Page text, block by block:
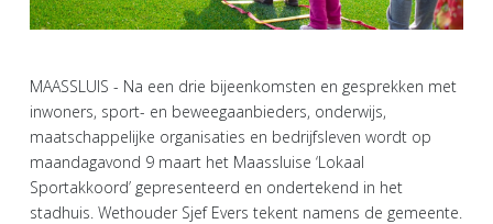
MAASSLUIS - Na een drie bijeenkomsten en gesprekken met
inwoners, sport- en beweegaanbieders, onderwijs,
maatschappelijke organisaties en bedrijfsleven wordt op
maandagavond 9 maart het Maassluise ‘Lokaal
Sportakkoord’ gepresenteerd en ondertekend in het
stadhuis. Wethouder Sjef Evers tekent namens de gemeente.